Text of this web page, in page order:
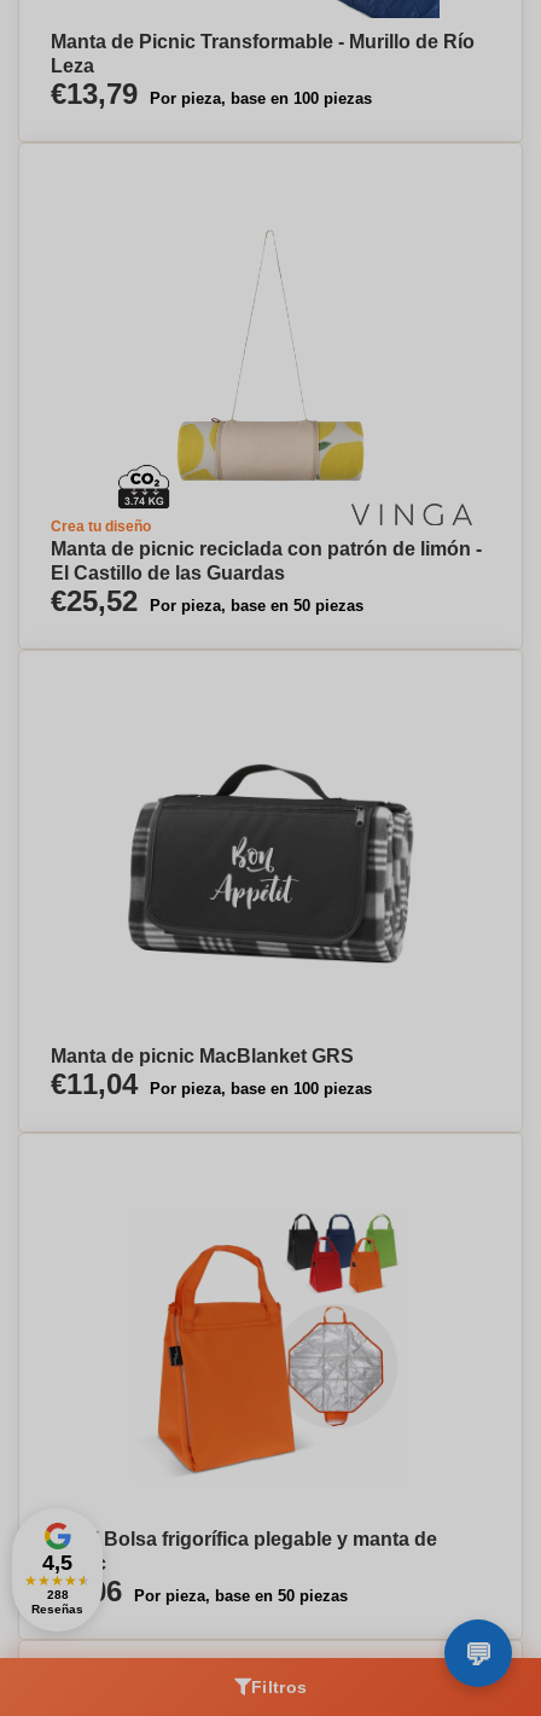
Manta de Picnic Transformable - Murillo de Río
Leza
€13,79 Por pieza, base en 100 piezas
Crea tu diseño
Manta de picnic reciclada con patrón de limón -
El Castillo de las Guardas
€25,52 Por pieza, base en 50 piezas
Manta de picnic MacBlanket GRS
€11,04 Por pieza, base en 100 piezas
Kerai Bolsa frigorífica plegable y manta de
picnic
€7,06 Por pieza, base en 50 piezas
Filtros
4,5
★★★★★
288
Reseñas